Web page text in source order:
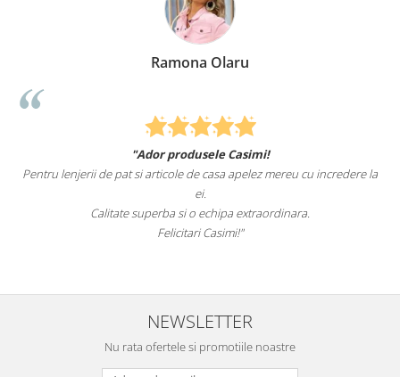
Ramona Olaru
"Ador produsele Casimi!
Pentru lenjerii de pat si articole de casa apelez mereu cu incredere la
ei.
Calitate superba si o echipa extraordinara.
Felicitari Casimi!"
NEWSLETTER
Nu rata ofertele si promotiile noastre